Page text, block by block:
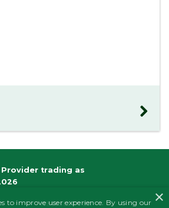
trading as
NEWSLETTER ×
to improve user experience. By using our